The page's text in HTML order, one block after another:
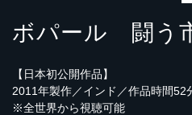
ボパール 闘う
【日本初公開作品】
2011年製作／インド／作品時間52
※全世界から視聴可能